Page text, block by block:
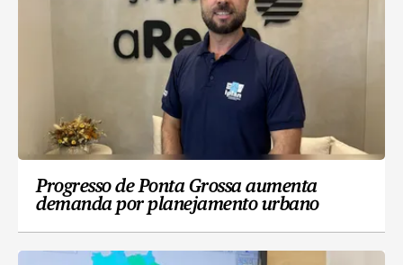
Progresso de Ponta Grossa aumenta
demanda por planejamento urbano